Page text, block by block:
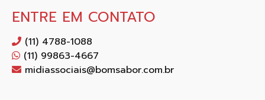
ENTRE EM CONTATO
(11) 4788-1088
(11) 99863-4667
midiassociais@bomsabor.com.br